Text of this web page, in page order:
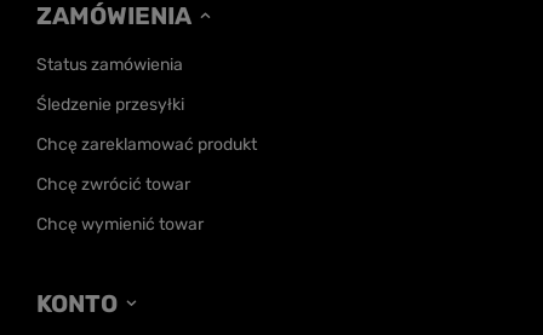
ZAMÓWIENIA
Status zamówienia
Śledzenie przesyłki
Chcę zareklamować produkt
Chcę zwrócić towar
Chcę wymienić towar
KONTO